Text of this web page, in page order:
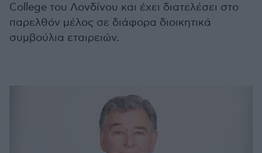
College του Λονδίνου και έχει διατελέσει στο
παρελθόν μέλος σε διάφορα διοικητικά
συμβούλια εταιρειών.